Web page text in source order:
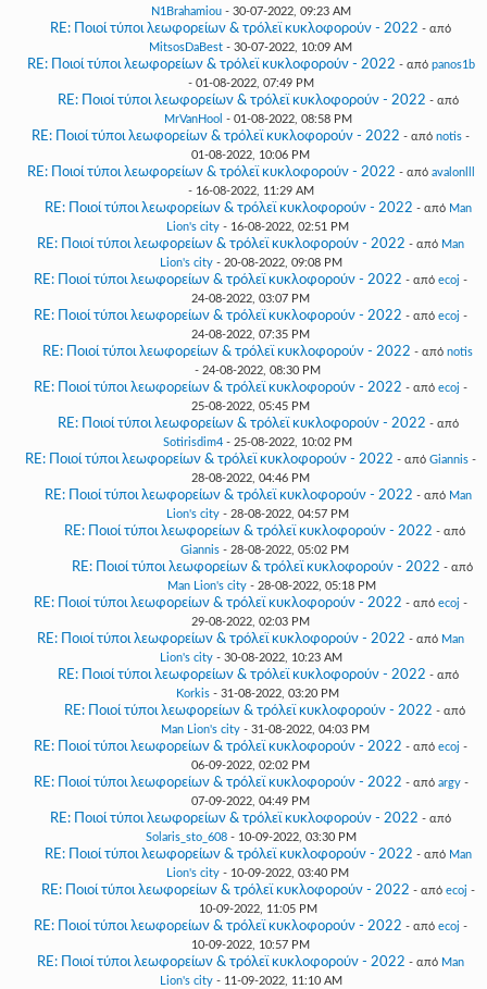
N1Brahamiou- 30-07-2022, 09:23 AM
RE: Ποιοί τύποι λεωφορείων & τρόλεϊ κυκλοφορούν - 2022 - από
MitsosDaBest - 30-07-2022, 10:09 AM
RE: Ποιοί τύποι λεωφορείων & τρόλεϊ κυκλοφορούν - 2022 - από panos1b
- 01-08-2022, 07:49 PM
RE: Ποιοί τύποι λεωφορείων & τρόλεϊ κυκλοφορούν - 2022 - από
MrVanHool - 01-08-2022, 08:58 PM
RE: Ποιοί τύποι λεωφορείων & τρόλεϊ κυκλοφορούν - 2022 - από notis -
01-08-2022, 10:06 PM
RE: Ποιοί τύποι λεωφορείων & τρόλεϊ κυκλοφορούν - 2022 - από avalonlll
- 16-08-2022, 11:29 AM
RE: Ποιοί τύποι λεωφορείων & τρόλεϊ κυκλοφορούν - 2022 - από Man
Lion's city - 16-08-2022, 02:51 PM
RE: Ποιοί τύποι λεωφορείων & τρόλεϊ κυκλοφορούν - 2022 - από Man
Lion's city- 20-08-2022, 09:08 PM
RE: Ποιοί τύποι λεωφορείων & τρόλεϊ κυκλοφορούν - 2022 - από ecoj -
24-08-2022, 03:07 PM
RE: Ποιοί τύποι λεωφορείων & τρόλεϊ κυκλοφορούν - 2022 - από ecoj -
24-08-2022, 07:35 PM
RE: Ποιοί τύποι λεωφορείων & τρόλεϊ κυκλοφορούν - 2022 - από notis
- 24-08-2022, 08:30 PM
RE: Ποιοί τύποι λεωφορείων & τρόλεϊ κυκλοφορούν - 2022 - από ecoj -
25-08-2022, 05:45 PM
RE: Ποιοί τύποι λεωφορείων & τρόλεϊ κυκλοφορούν - 2022 - από
Sotirisdim4 - 25-08-2022, 10:02 PM
RE: Ποιοί τύποι λεωφορείων & τρόλεϊ κυκλοφορούν - 2022 - από Giannis -
28-08-2022, 04:46 PM
RE: Ποιοί τύποι λεωφορείων & τρόλεϊ κυκλοφορούν - 2022 - από Man
Lion's city - 28-08-2022, 04:57 PM
RE: Ποιοί τύποι λεωφορείων & τρόλεϊ κυκλοφορούν - 2022 - από
Giannis - 28-08-2022, 05:02 PM
RE: Ποιοί τύποι λεωφορείων & τρόλεϊ κυκλοφορούν - 2022 - από
Man Lion's city - 28-08-2022, 05:18 PM
RE: Ποιοί τύποι λεωφορείων & τρόλεϊ κυκλοφορούν - 2022 - από ecoj -
29-08-2022, 02:03 PM
RE: Ποιοί τύποι λεωφορείων & τρόλεϊ κυκλοφορούν - 2022 - από Man
Lion's city- 30-08-2022, 10:23 AM
RE: Ποιοί τύποι λεωφορείων & τρόλεϊ κυκλοφορούν - 2022 - από
Korkis - 31-08-2022, 03:20 PM
RE: Ποιοί τύποι λεωφορείων & τρόλεϊ κυκλοφορούν - 2022 - από
Man Lion's city- 31-08-2022, 04:03 PM
RE: Ποιοί τύποι λεωφορείων & τρόλεϊ κυκλοφορούν - 2022 - από ecoj -
06-09-2022, 02:02 PM
RE: Ποιοί τύποι λεωφορείων & τρόλεϊ κυκλοφορούν - 2022 - από argy-
07-09-2022, 04:49 PM
RE: Ποιοί τύποι λεωφορείων & τρόλεϊ κυκλοφορούν - 2022 - από
Solaris_sto_608- 10-09-2022, 03:30 PM
RE: Ποιοί τύποι λεωφορείων & τρόλεϊ κυκλοφορούν - 2022 - από Man
Lion's city - 10-09-2022, 03:40 PM
RE: Ποιοί τύποι λεωφορείων & τρόλεϊ κυκλοφορούν - 2022 - από ecoj -
10-09-2022, 11:05 PM
RE: Ποιοί τύποι λεωφορείων & τρόλεϊ κυκλοφορούν - 2022 - από ecoj -
10-09-2022, 10:57 PM
RE: Ποιοί τύποι λεωφορείων & τρόλεϊ κυκλοφορούν - 2022 - από Man
Lion's city- 11-09-2022, 11:10 AM